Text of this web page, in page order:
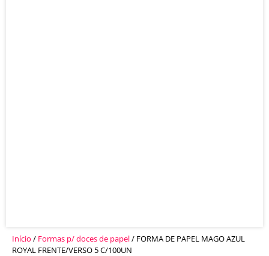
Início / Formas p/ doces de papel/ FORMA DE PAPEL MAGO AZUL
ROYAL FRENTE/VERSO 5 C/100UN